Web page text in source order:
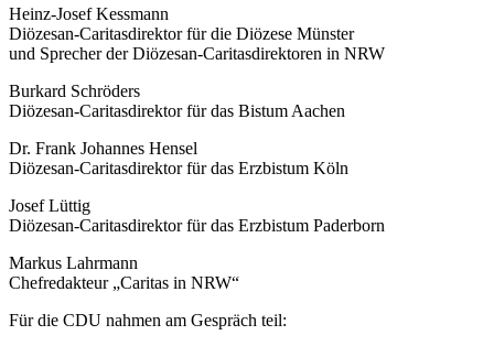
Heinz-Josef Kessmann
Diözesan-Caritasdirektor für die Diözese Münster
und Sprecher der Diözesan-Caritasdirektoren in NRW
Burkard Schröders
Diözesan-Caritasdirektor für das Bistum Aachen
Dr. Frank Johannes Hensel
Diözesan-Caritasdirektor für das Erzbistum Köln
Josef Lüttig
Diözesan-Caritasdirektor für das Erzbistum Paderborn
Markus Lahrmann
Chefredakteur „Caritas in NRW“
Für die CDU nahmen am Gespräch teil: